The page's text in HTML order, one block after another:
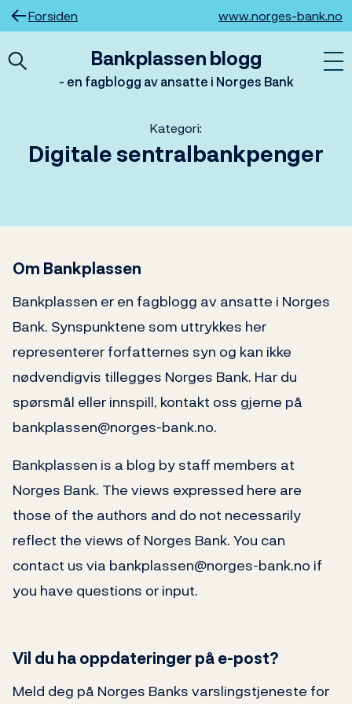
Hopp
til
Forsiden www.norges-bank.no
Bankplassen blogg
- en fagblogg av ansatte i Norges Bank
Kategori:
Digitale sentralbankpenger
Om Bankplassen
Bankplassen er en fagblogg av ansatte i Norges
Bank. Synspunktene som uttrykkes her
representerer forfatternes syn og kan ikke
nødvendigvis tillegges Norges Bank. Har du
spørsmål eller innspill, kontakt oss gjerne på
bankplassen@norges-bank.no.
Bankplassen is a blog by staff members at
Norges Bank. The views expressed here are
those of the authors and do not necessarily
reflect the views of Norges Bank. You can
contact us via bankplassen@norges-bank.no if
you have questions or input.
Vil du ha oppdateringer på e-post?
Meld deg på Norges Banks varslingstjeneste for